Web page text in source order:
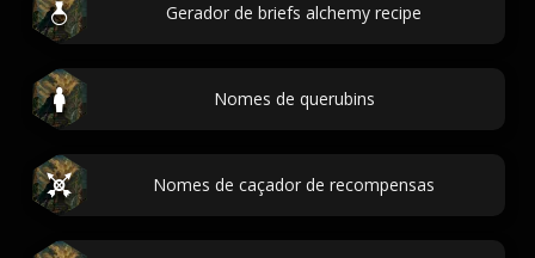
Gerador de briefs alchemy recipe
Nomes de querubins
Nomes de caçador de recompensas